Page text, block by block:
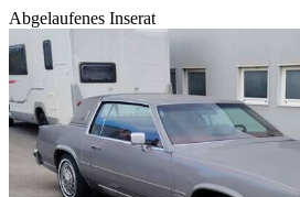
Abgelaufenes Inserat